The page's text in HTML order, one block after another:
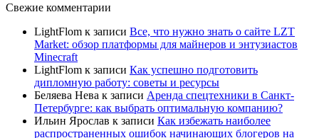
Свежие комментарии
LightFlom к записи Все, что нужно знать о сайте LZT
Market: обзор платформы для майнеров и энтузиастов
Minecraft
LightFlom к записи Как успешно подготовить
дипломную работу: советы и ресурсы
Беляева Нева к записи Аренда спецтехники в Санкт-
Петербурге: как выбрать оптимальную компанию?
Ильин Ярослав к записи Как избежать наиболее
распространенных ошибок начинающих блогеров на